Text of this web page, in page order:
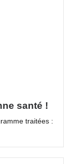
santé !
traitées :